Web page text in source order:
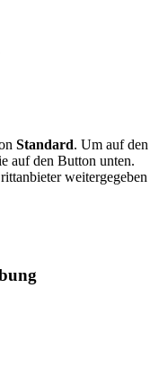
Standard. Um auf den
auf den Button unten.
weitergegeben